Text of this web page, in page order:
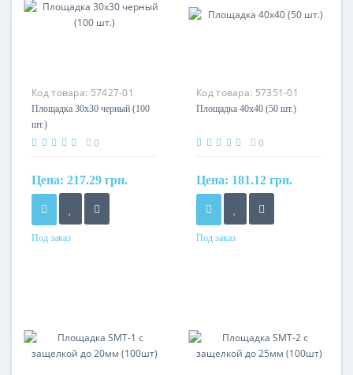
Код товара: 57427-01
Площадка 30х30 черный (100
шт.)
0
Цена: 217.29 грн.
Под заказ
Код товара: 57351-01
Площадка 40х40 (50 шт.)
0
Цена: 181.12 грн.
Под заказ